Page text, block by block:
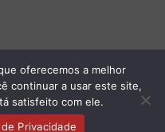
Desenvolvido por BW2 Tecnologia
oferecemos a melhor
continuar a usar este site,
satisfeito com ele.
Privacidade